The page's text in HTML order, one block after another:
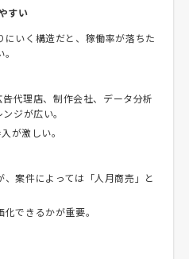
すい
にいく構造だと、稼働率が落ちた
代理店、制作会社、データ分析
ジが広い。
が激しい。
案件によっては「人月商売」と
できるかが重要。